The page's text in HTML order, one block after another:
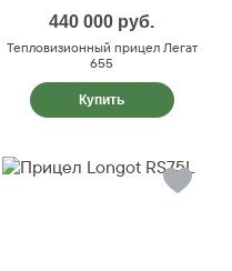
440 000 руб.
Тепловизионный прицел Легат
655
Купить